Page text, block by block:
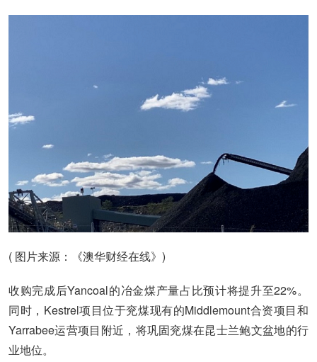
( 图片来源：《澳华财经在线》)
收购完成后Yancoal的冶金煤产量占比预计将提升至22%。
同时，Kestrel项目位于兖煤现有的Middlemount合资项目和
Yarrabee运营项目附近，将巩固兖煤在昆士兰鲍文盆地的行
业地位。